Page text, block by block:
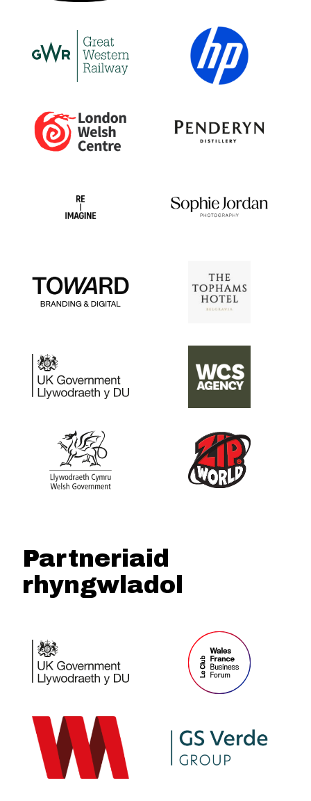
Partneriaid
rhyngwladol